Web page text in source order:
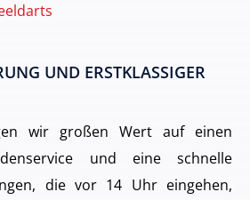
UND ERSTKLASSIGER
wir großen Wert auf einen
und eine schnelle
die vor 14 Uhr eingehen,